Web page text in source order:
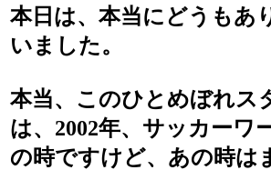
本日は、本当にどうもあ
いました。
本当、このひとめぼれス
は、2002年、サッカーワ
の時ですけど、あの時は